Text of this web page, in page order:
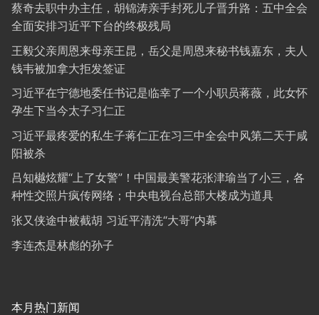
蔡奇去职中办主任，胡锦涛亲手封死儿子晋升路：五中全会
全面安排习近平下台的终极残局
王毅父亲周恩来母亲王昆，岳父是周恩来秘书钱嘉东，夫人
钱韦被加拿大拒发签证
习近平在宁德地委任书记是临幸了一个小职员蒋薇，此女怀
孕生下当今太子习仁正
习近平最疼爱的私生子蒋仁正在习三中全会中风第二天于咸
阳被杀
吕知樾炫耀“上了女警”！中国最美警花张津瑜当了小三，各
种性交照片疯传网络；中央电视台总部大楼成为道具
张又侠途中被截胡 习近平清洗“大哥”内幕
李连杰是林彪的孙子
本月热门新闻